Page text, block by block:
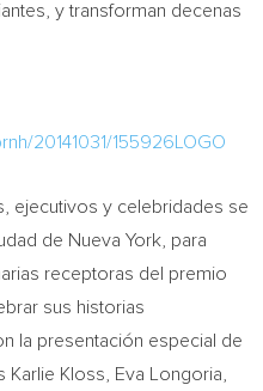
y transforman decenas
20141031/155926LOGO
ejecutivos y celebridades se
de Nueva York , para
receptoras del premio
sus historias
la presentación especial de
Karlie Kloss Eva Longoria